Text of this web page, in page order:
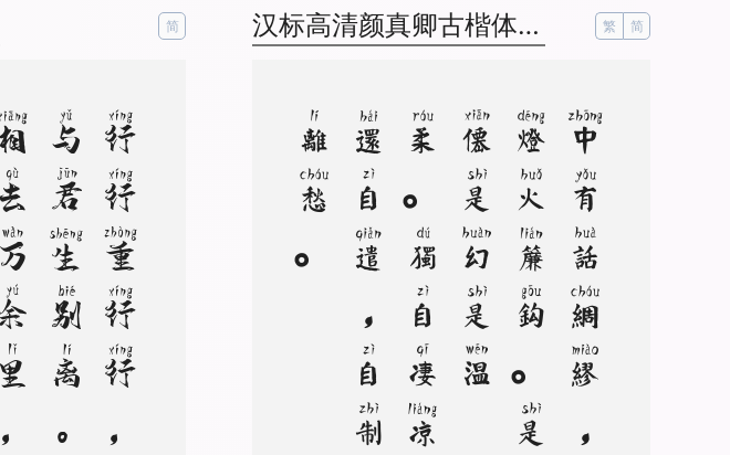
简
行
行
重
行
行
，
与
君
生
别
离
。
相
去
万
余
里
，
各
在
天
一
涯
。
道
路
阻
且
长
，
会
面
安
可
知
，
胡
马
依
北
风
，
越
鸟
巢
南
汉标高清颜真卿古楷体拼音 繁 简
中
有
话
绸
缪
，
灯
火
帘
钩
。
是
仙
是
幻
是
温
柔
。
独
自
凄
凉
还
自
遣
，
自
制
离
愁
。